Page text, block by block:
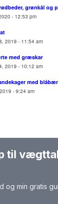
grønkål og
- 12:53 pm
2019 - 11:54 am
med græskar
2019 - 10:12 am
med blåbær
- 9:24 am
til
og min gratis